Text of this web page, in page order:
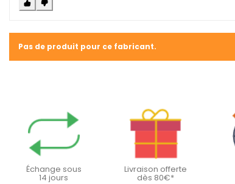
Pas de produit pour ce fabricant.
Échange sous
14 jours
Livraison offerte
dès 80€*